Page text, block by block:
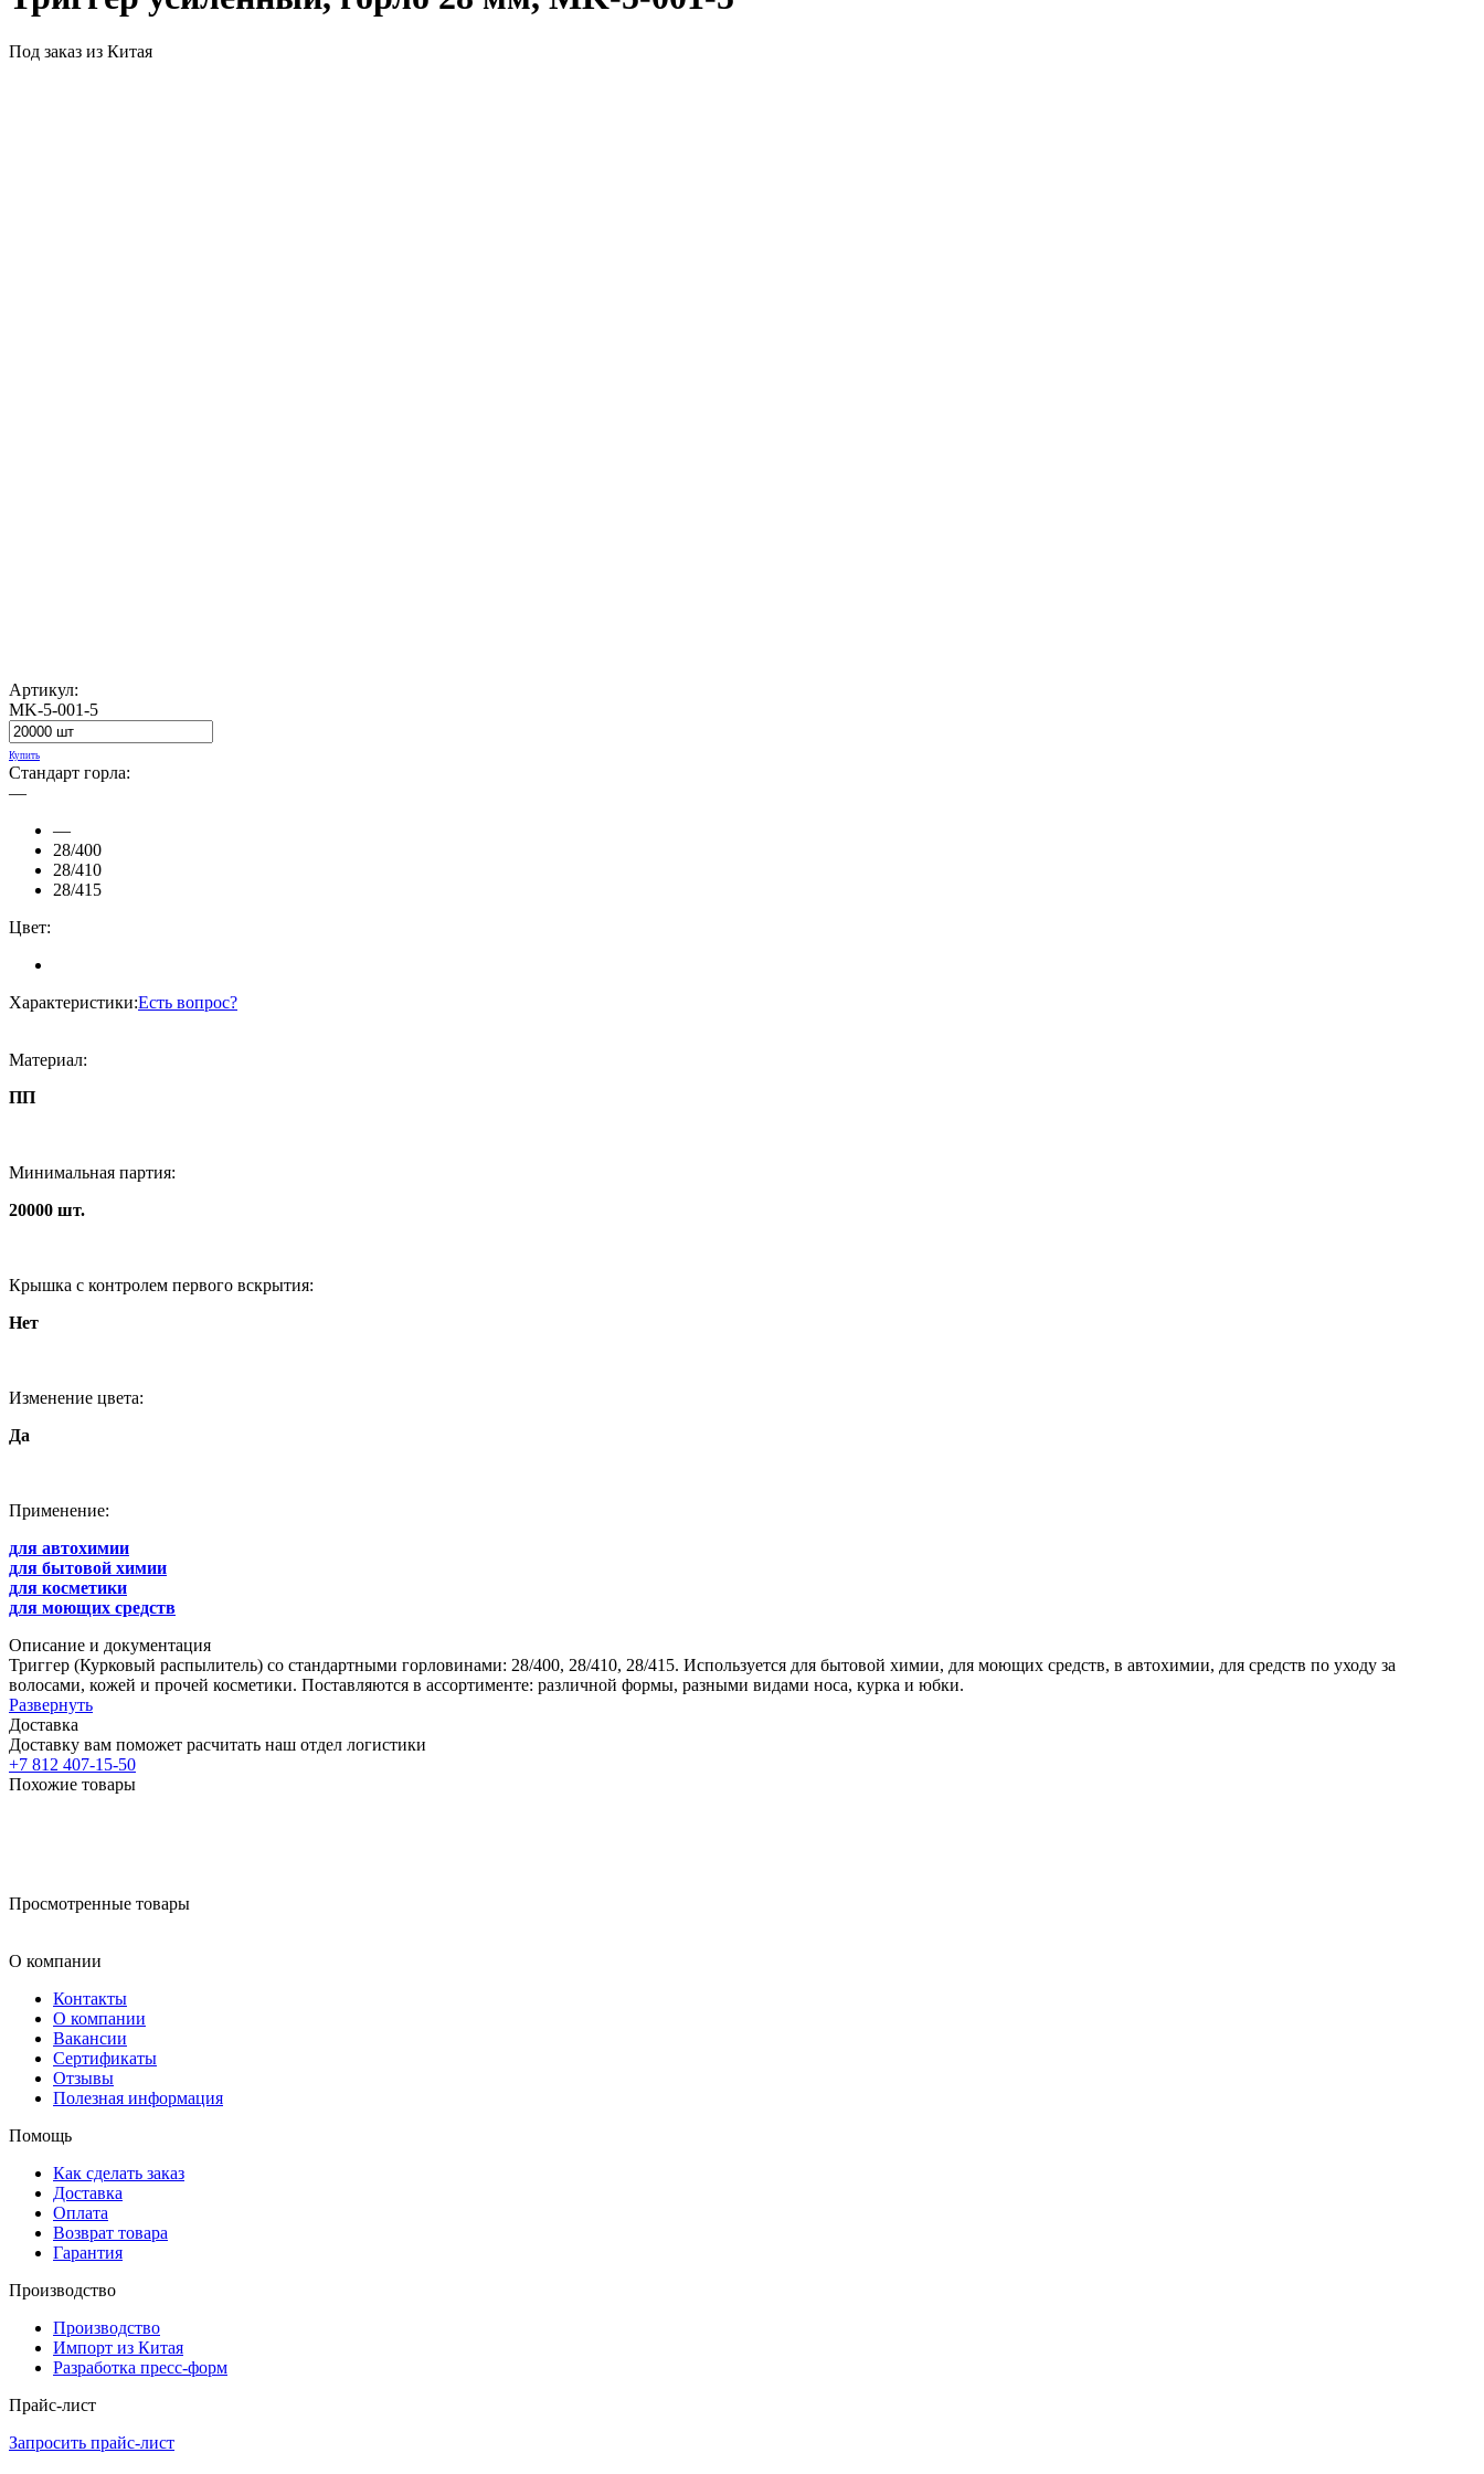
Под заказ из Китая
Артикул:
MK-5-001-5
Купить
Стандарт горла:
—
—
28/400
28/410
28/415
Цвет:
Характеристики:Есть вопрос?
Материал:
ПП
Минимальная партия:
20000 шт.
Крышка с контролем первого вскрытия:
Нет
Изменение цвета:
Да
Применение:
для автохимии
для бытовой химии
для косметики
для моющих средств
Описание и документация
Триггер (Курковый распылитель) со стандартными горловинами: 28/400, 28/410, 28/415. Используется для бытовой химии, для моющих средств, в автохимии, для средств по уходу за
волосами, кожей и прочей косметики. Поставляются в ассортименте: различной формы, разными видами носа, курка и юбки.
Развернуть
Доставка
Доставку вам поможет расчитать наш отдел логистики
+7 812 407-15-50
Похожие товары
Просмотренные товары
О компании
Контакты
О компании
Вакансии
Сертификаты
Отзывы
Полезная информация
Помощь
Как сделать заказ
Доставка
Оплата
Возврат товара
Гарантия
Производство
Производство
Импорт из Китая
Разработка пресс-форм
Прайс-лист
Запросить прайс-лист